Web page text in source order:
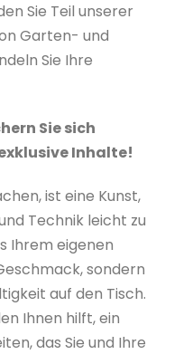
Sie Teil unserer
Garten- und
Sie Ihre
Sie sich
Inhalte!
ist eine Kunst,
Technik leicht zu
Ihrem eigenen
sondern
auf den Tisch.
Ihnen hilft, ein
das Sie und Ihre